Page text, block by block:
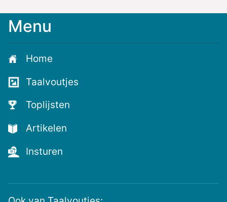
Meld
voor
de
nieuwste
voutjes
en
de
voutste
nieuwtjes!
Menu
Home
Taalvoutjes
Toplijsten
Artikelen
Insturen